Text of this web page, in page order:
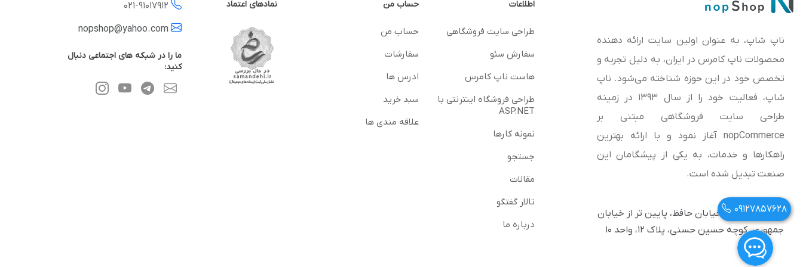
ناپ شاپ، به عنوان اولین سایت ارائه‌ دهنده
محصولات ناپ کامرس در ایران، به دلیل تجربه و
تخصص خود در این حوزه شناخته می‌شود. ناپ
شاپ، فعالیت خود را از سال 1393 در زمینه
طراحی سایت فروشگاهی مبتنی بر
nopCommerce آغاز نمود و با ارائه بهترین
راهکارها و خدمات، به یکی از پیشگامان این
صنعت تبدیل شده است.
آدرس: تهران، خیابان حافظ، پایین تر از خیابان
جمهوری، کوچه حسین حسنی، پلاک ۱۲، واحد ۱۰
اطلاعات
طراحی سایت فروشگاهی
سفارش سئو
هاست ناپ کامرس
طراحی فروشگاه اینترنتی با
ASP.NET
نمونه کارها
جستجو
مقالات
تالار گفتگو
درباره ما
حساب من
حساب من
سفارشات
ادرس ها
سبد خرید
علاقه مندی ها
نمادهای اعتماد 021-91017912
ما را در شبکه های اجتماعی دنبال
کنید:
09127857628